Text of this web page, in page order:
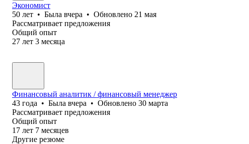
Экономист
50 лет • Была вчера • Обновлено 21 мая
Рассматривает предложения
Общий опыт
27 лет 3 месяца
Финансовый аналитик / финансовый менеджер
43 года • Была вчера • Обновлено 30 марта
Рассматривает предложения
Общий опыт
17 лет 7 месяцев
Другие резюме